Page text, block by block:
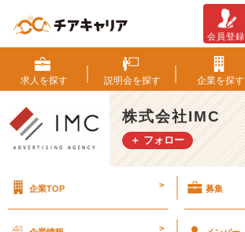
利
厚
生】
花
束
を
き
会員登録
求人を探す 説明会を探す 企業を探す
株式会社IMC
＋ フォロー
企業TOP > 募集
>